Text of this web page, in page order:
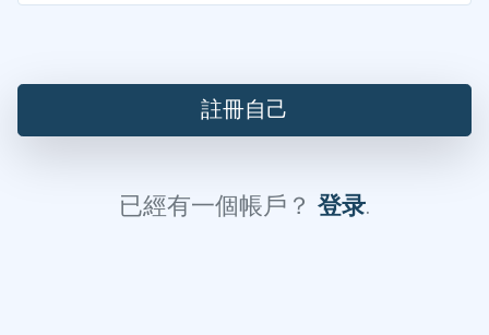
註冊自己
已經有一個帳戶？ 登录.